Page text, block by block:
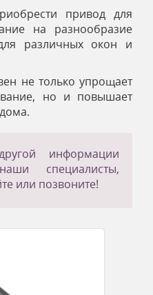
привод для
на разнообразие
различных окон и
не только упрощает
но и повышает
информации
специалисты,
или позвоните!